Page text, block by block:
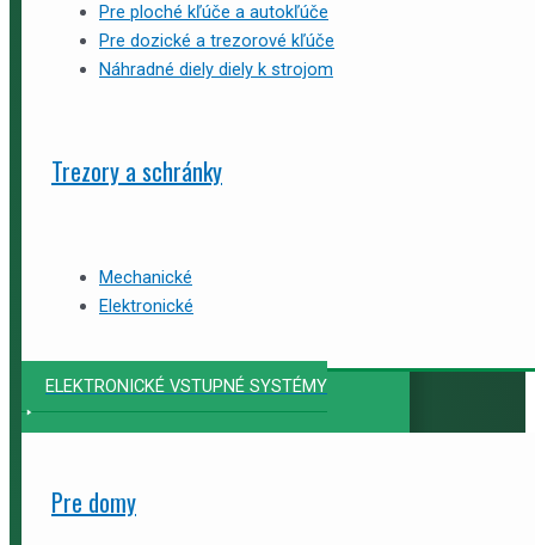
Pre ploché kľúče a autokľúče
Pre dozické a trezorové kľúče
Náhradné diely diely k strojom
Trezory a schránky
Mechanické
Elektronické
ELEKTRONICKÉ VSTUPNÉ SYSTÉMY
Pre domy